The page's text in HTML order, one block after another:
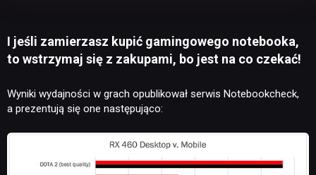
I jeśli zamierzasz kupić gamingowego notebooka,
to wstrzymaj się z zakupami, bo jest na co czekać!
Wyniki wydajności w grach opublikował serwis Notebookcheck,
a prezentują się one następująco: